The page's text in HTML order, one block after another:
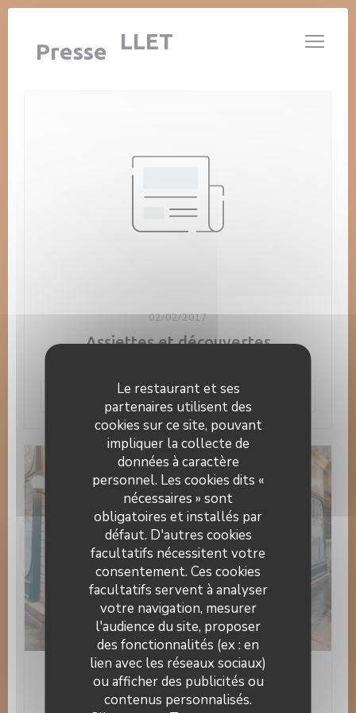
Personnalisation de vos choix en matière de cookies
Le restaurant et ses
partenaires utilisent des
cookies sur ce site, pouvant
impliquer la collecte de
données à caractère
personnel. Les cookies dits «
nécessaires » sont
obligatoires et installés par
défaut. D'autres cookies
facultatifs nécessitent votre
consentement. Ces cookies
facultatifs servent à analyser
votre navigation, mesurer
l'audience du site, proposer
des fonctionnalités (ex : en
lien avec les réseaux sociaux)
ou afficher des publicités ou
contenus personnalisés.
LE 14 JUILLET
Presse
02/02/2017
Assiettes et découvertes
Lire l'article((ouvre une nouvelle
22/01/2015
Le 14 juillet dans "Paris Match"!
Le 14 Juillet